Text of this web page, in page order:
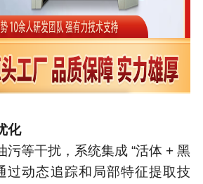
化
污等干扰，系统集成 “活体 + 黑
过动态追踪和局部特征提取技